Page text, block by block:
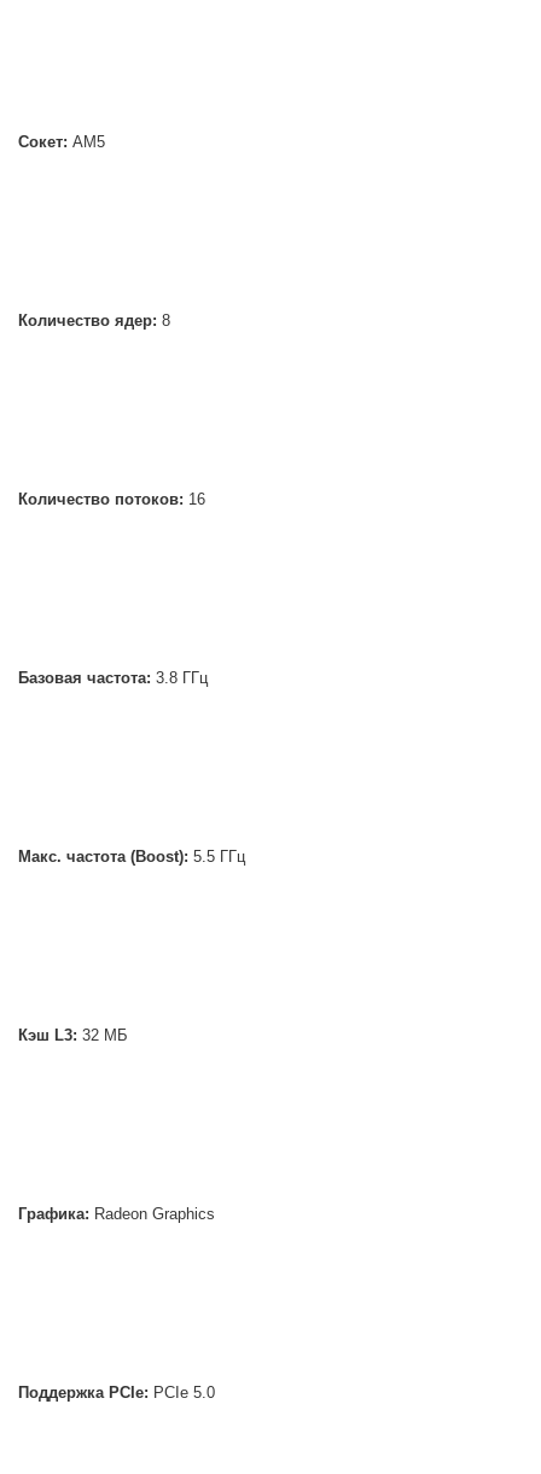
Сокет: AM5
Количество ядер: 8
Количество потоков: 16
Базовая частота: 3.8 ГГц
Макс. частота (Boost): 5.5 ГГц
Кэш L3: 32 МБ
Графика: Radeon Graphics
Поддержка PCIe: PCIe 5.0